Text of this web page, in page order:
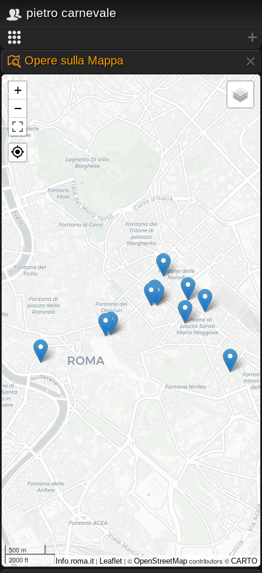
pietro carnevale
Opere sulla Mappa
+
−
500 m
2000 ft
Info.roma.it | Leaflet | © OpenStreetMap contributors © CARTO